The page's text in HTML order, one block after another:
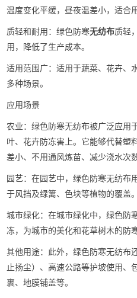
温度变化平缓，昼夜温差小，适合
质轻和耐用‌：绿色防寒无纺布质轻
用，降低了生产成本‌。 ‌
适用范围广‌：适用于蔬菜、花卉、
多种场景‌。
应用场景 ‌
农业‌：绿色防寒无纺布被广泛应用
叶、花卉防冻害上。它能够代替塑
差小、不用通风炼苗、减少浇水次
园艺‌：在园艺中，绿色防寒无纺布
于风挡及绿篱、色块等植物的覆盖‌。
城市绿化‌：在城市绿化中，绿色防
冻，为城市的美化和花草树木的防
其他用途‌：此外，绿色防寒无纺布
止扬尘）、高速公路等护坡使用、
裹、地膜铺盖等‌。